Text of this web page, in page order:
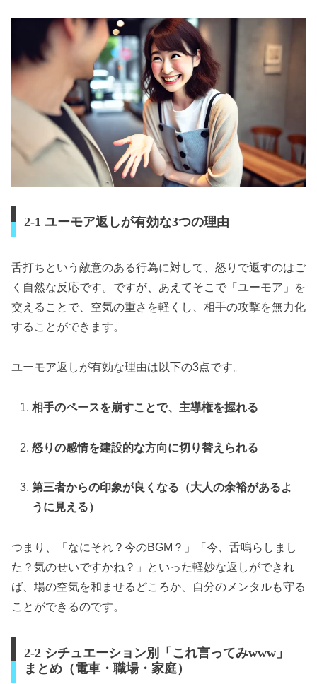
2-1 ユーモア返しが有効な3つの理由
舌打ちという敵意のある行為に対して、怒りで返すのはご
く自然な反応です。ですが、あえてそこで「ユーモア」を
交えることで、空気の重さを軽くし、相手の攻撃を無力化
することができます。
ユーモア返しが有効な理由は以下の3点です。
相手のペースを崩すことで、主導権を握れる
怒りの感情を建設的な方向に切り替えられる
第三者からの印象が良くなる（大人の余裕があるよ
うに見える）
つまり、「なにそれ？今のBGM？」「今、舌鳴らしまし
た？気のせいですかね？」といった軽妙な返しができれ
ば、場の空気を和ませるどころか、自分のメンタルも守る
ことができるのです。
2-2 シチュエーション別「これ言ってみwww」
まとめ（電車・職場・家庭）